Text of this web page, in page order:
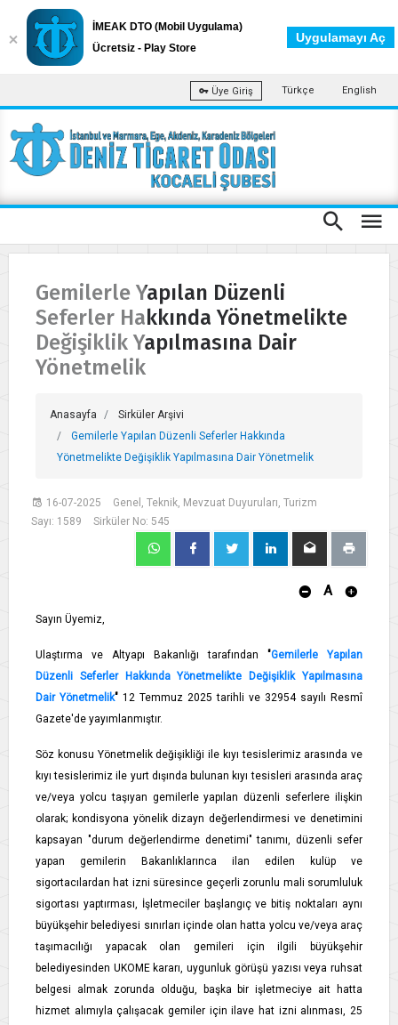
Üye Giriş Türkçe English
Gemilerle Yapılan Düzenli
Seferler Hakkında Yönetmelikte
Değişiklik Yapılmasına Dair
Yönetmelik
Anasayfa
Sirküler Arşivi
Gemilerle Yapılan Düzenli Seferler Hakkında
Yönetmelikte Değişiklik Yapılmasına Dair Yönetmelik
16-07-2025
Genel, Teknik, Mevzuat Duyuruları, Turizm
Sayı: 1589
Sirküler No: 545
A
Sayın Üyemiz,
Ulaştırma ve Altyapı Bakanlığı tarafından "Gemilerle Yapılan
Düzenli Seferler Hakkında Yönetmelikte Değişiklik Yapılmasına
Dair Yönetmelik" 12 Temmuz 2025 tarihli ve 32954 sayılı Resmî
Gazete'de yayımlanmıştır.
Söz konusu Yönetmelik değişikliği ile kıyı tesislerimiz arasında ve
kıyı tesislerimiz ile yurt dışında bulunan kıyı tesisleri arasında araç
ve/veya yolcu taşıyan gemilerle yapılan düzenli seferlere ilişkin
olarak; kondisyona yönelik dizayn değerlendirmesi ve denetimini
kapsayan "durum değerlendirme denetimi" tanımı, düzenli sefer
yapan gemilerin Bakanlıklarınca ilan edilen kulüp ve
sigortacılardan hat izni süresince geçerli zorunlu mali sorumluluk
sigortası yaptırması, İşletmeciler başlangıç ve bitiş noktaları aynı
büyükşehir belediyesi sınırları içinde olan hatta yolcu ve/veya araç
taşımacılığı yapacak olan gemileri için ilgili büyükşehir
belediyesinden UKOME kararı, uygunluk görüşü yazısı veya ruhsat
belgesi almak zorunda olduğu, başka bir işletmeciye ait hatta
hizmet alımıyla çalışacak gemiler için ilave hat izni alınması, 25
İMEAK DTO (Mobil Uygulama)
Ücretsiz - Play Store
Uygulamayı Aç